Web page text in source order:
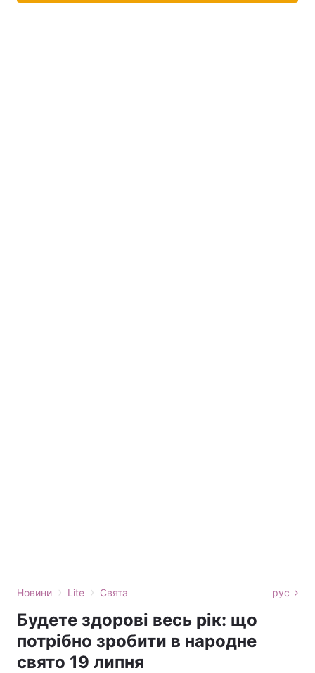
Новини › Lite › Свята рус
Будете здорові весь рік: що
потрібно зробити в народне
свято 19 липня